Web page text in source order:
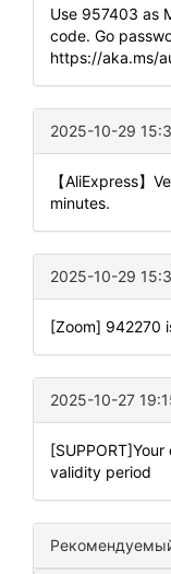
Use 957403 as
code. Go
https://aka.ms/
2025-10-29
【AliExpress】
minutes.
2025-10-29
[Zoom] 942270
2025-10-27
validity period